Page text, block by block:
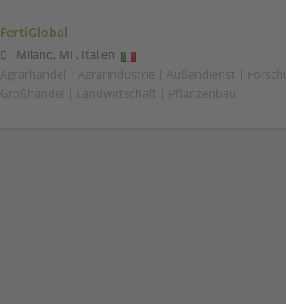
FertiGlobal
Milano, MI , Italien
Agrarhandel | Agrarindustrie | Außendienst |
Großhandel | Landwirtschaft | Pflanzenbau